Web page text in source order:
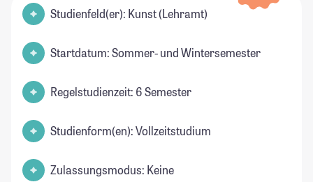
Studienfeld(er): Kunst (Lehramt)
Startdatum: Sommer- und Wintersemester
Regelstudienzeit: 6 Semester
Studienform(en): Vollzeitstudium
Zulassungsmodus: Keine